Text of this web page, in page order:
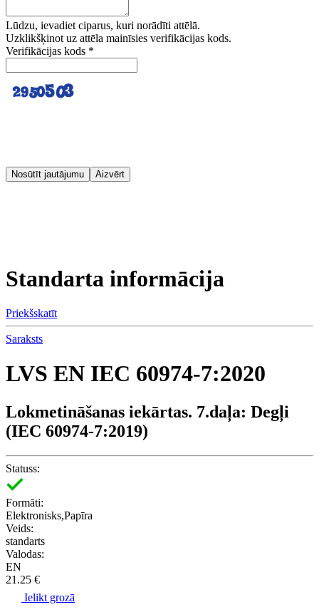
Lūdzu, ievadiet ciparus, kuri norādīti attēlā.
Uzklikšķinot uz attēla mainīsies verifikācijas kods.
Verifikācijas kods *
Nosūtīt jautājumu Aizvērt
Standarta informācija
Priekšskatīt
Saraksts
LVS EN IEC 60974-7:2020
Lokmetināšanas iekārtas. 7.daļa: Degļi
(IEC 60974-7:2019)
Statuss:
Formāti:
Elektronisks,Papīra
Veids:
standarts
Valodas:
EN
21.25 €
Ielikt grozā